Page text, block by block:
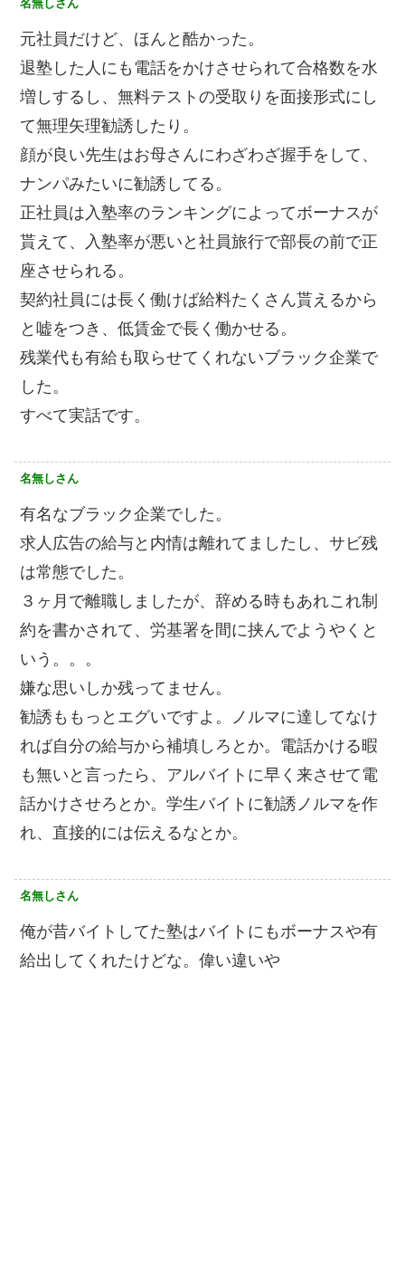
名無しさん
元社員だけど、ほんと酷かった。
退塾した人にも電話をかけさせられて合格数を水
増しするし、無料テストの受取りを面接形式にし
て無理矢理勧誘したり。
顔が良い先生はお母さんにわざわざ握手をして、
ナンパみたいに勧誘してる。
正社員は入塾率のランキングによってボーナスが
貰えて、入塾率が悪いと社員旅行で部長の前で正
座させられる。
契約社員には長く働けば給料たくさん貰えるから
と嘘をつき、低賃金で長く働かせる。
残業代も有給も取らせてくれないブラック企業で
した。
すべて実話です。
名無しさん
有名なブラック企業でした。
求人広告の給与と内情は離れてましたし、サビ残
は常態でした。
３ヶ月で離職しましたが、辞める時もあれこれ制
約を書かされて、労基署を間に挟んでようやくと
いう。。。
嫌な思いしか残ってません。
勧誘ももっとエグいですよ。ノルマに達してなけ
れば自分の給与から補填しろとか。電話かける暇
も無いと言ったら、アルバイトに早く来させて電
話かけさせろとか。学生バイトに勧誘ノルマを作
れ、直接的には伝えるなとか。
名無しさん
俺が昔バイトしてた塾はバイトにもボーナスや有
給出してくれたけどな。偉い違いや